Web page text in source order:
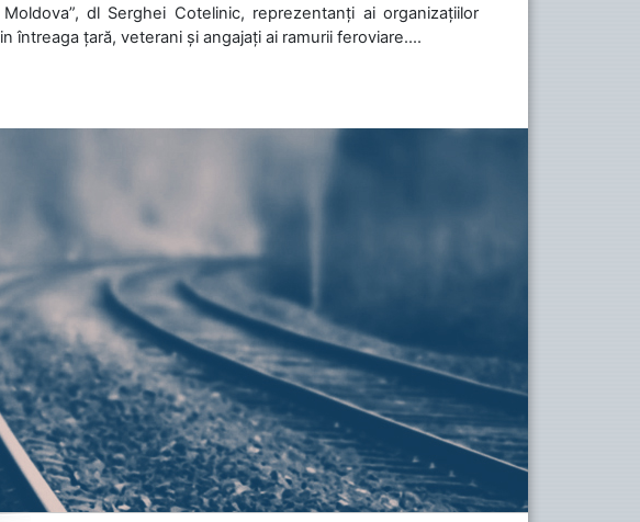
dl Serghei Cotelinic, reprezentanți ai organizațiilor
întreaga țară, veterani și angajați ai ramurii feroviare....